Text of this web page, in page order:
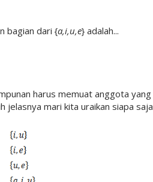
bagian dari {a,i,u,e} adalah...
harus memuat anggota yang
mari kita uraikan siapa saja